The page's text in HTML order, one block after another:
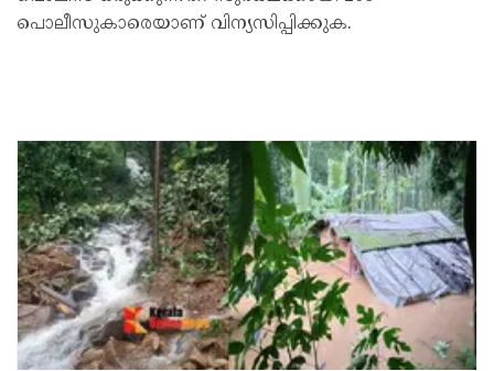
പൊലീസുകാരെയാണ് വിന്യസിപ്പിക്കുക.